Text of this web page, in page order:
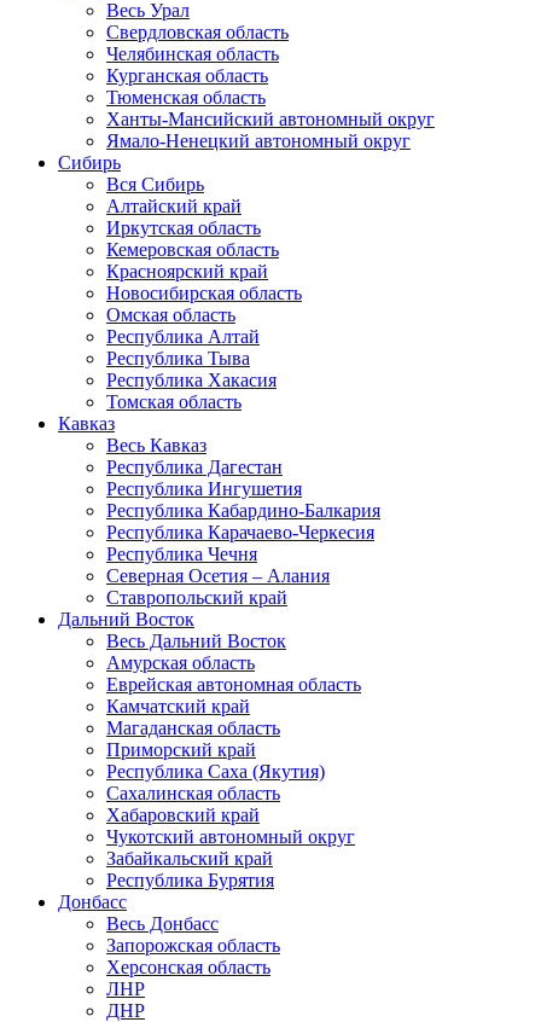
Весь Урал
Свердловская область
Челябинская область
Курганская область
Тюменская область
Ханты-Мансийский автономный округ
Ямало-Ненецкий автономный округ
Сибирь
Вся Сибирь
Алтайский край
Иркутская область
Кемеровская область
Красноярский край
Новосибирская область
Омская область
Республика Алтай
Республика Тыва
Республика Хакасия
Томская область
Кавказ
Весь Кавказ
Республика Дагестан
Республика Ингушетия
Республика Кабардино-Балкария
Республика Карачаево-Черкесия
Республика Чечня
Северная Осетия – Алания
Ставропольский край
Дальний Восток
Весь Дальний Восток
Амурская область
Еврейская автономная область
Камчатский край
Магаданская область
Приморский край
Республика Саха (Якутия)
Сахалинская область
Хабаровский край
Чукотский автономный округ
Забайкальский край
Республика Бурятия
Донбасс
Весь Донбасс
Запорожская область
Херсонская область
ЛНР
ДНР